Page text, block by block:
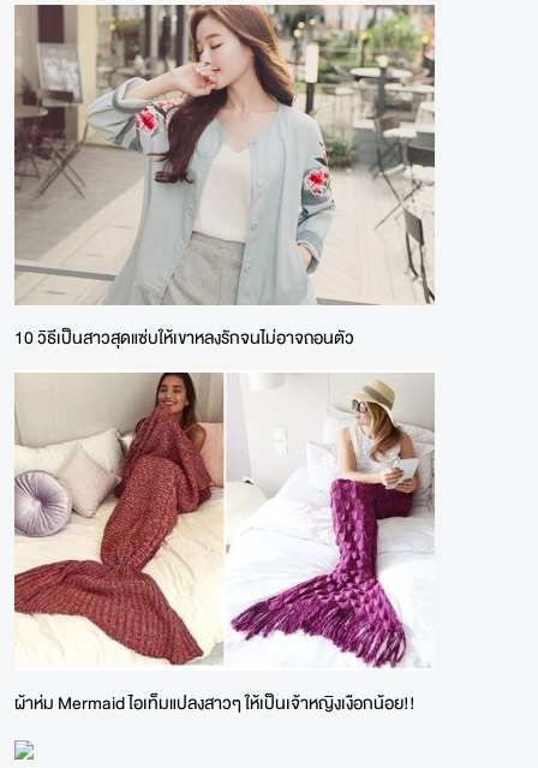
10 วิธีเป็นสาวสุดแซ่บให้เขาหลงรักจนไม่อาจถอนตัว
ผ้าห่ม Mermaid ไอเท็มแปลงสาวๆ ให้เป็นเจ้าหญิงเงือกน้อย!!